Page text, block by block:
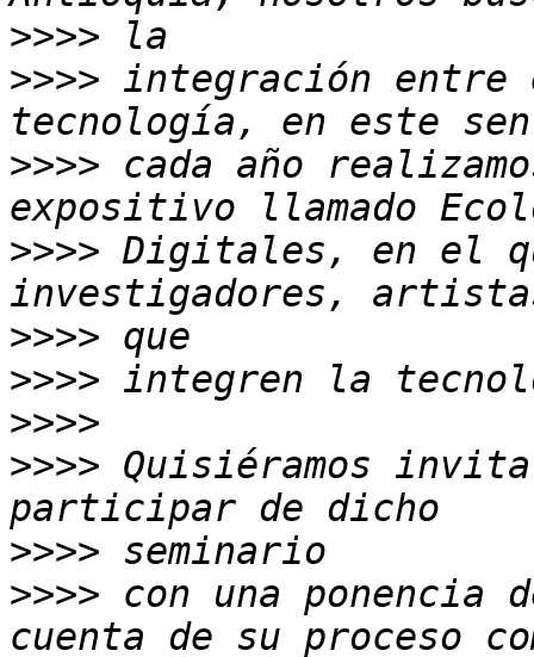
>>>>
>>>> integración
>>>> cada año
>>>> Digitales, en el
>>>>
>>>>
>>>>
>>>> Quisiéramos
>>>>
>>>> con una ponencia